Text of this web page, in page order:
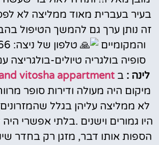
בעיר בעברית מאוד ממליצה לא
זה נותן ערך גם להמשך הטיפול
והמקומיים
סופיה בולגריה טיולים-בולגריצה
לינה :בvitosha appartment
מיקום היה מעולה ודירות סופר
לא ממליצה עליהן בגלל
היו גמורים וישנים .בלתי אפשרי היה
הספות אותו דבר, מזגן רק בחדר